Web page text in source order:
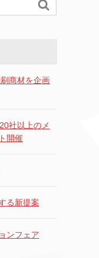

商材を企画
社以上のメ
開催
る新提案
ンフェア